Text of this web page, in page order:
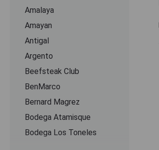
Amalaya
Amayan
Antigal
Argento
Beefsteak Club
BenMarco
Bernard Magrez
Bodega Atamisque
Bodega Los Toneles